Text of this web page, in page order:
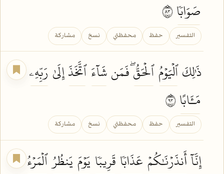
صَوَابٗا
التفسير حفظ محفظتي نسخ مشاركة
ذَٰلِكَٱلۡيَوۡمُٱلۡحَقُّۖفَمَنشَآءَ ٱتَّخَذَإِلَىٰ رَبِّهِۦ
مَـَٔابًا
التفسير حفظ محفظتي نسخ مشاركة
إِنَّآأَنذَرۡنَٰكُمۡ عَذَابٗا قَرِيبٗا يَوۡمَ يَنظُرُٱلۡمَرۡءُ